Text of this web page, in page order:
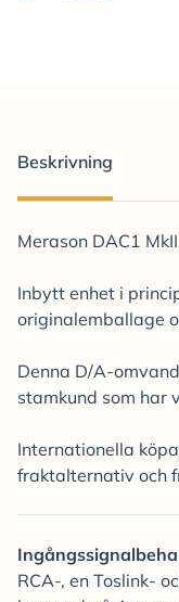
Beskrivning
Merason DAC1 MkII
Inbytt enhet i
originalemballage
Denna D/A-
stamkund som har
Internationella
fraktalternativ och
RCA-, en Toslink-